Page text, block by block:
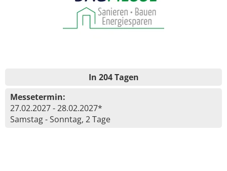
In 204 Tagen
Messetermin:
27.02.2027 - 28.02.2027*
Samstag - Sonntag, 2 Tage